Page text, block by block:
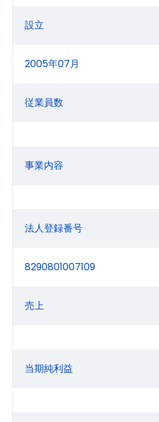
設立
2005年07月
従業員数
事業内容
法人登録番号
8290801007109
売上
当期純利益